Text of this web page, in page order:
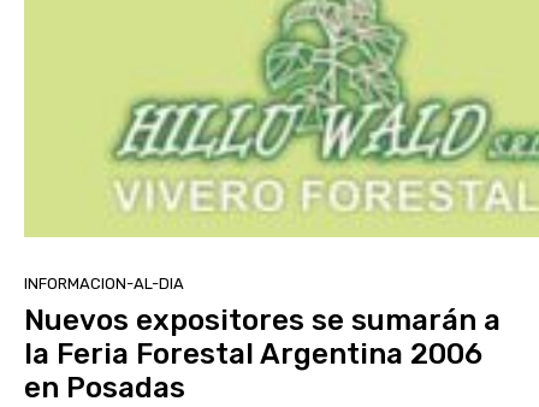
INFORMACION-AL-DIA
Nuevos expositores se sumarán a
la Feria Forestal Argentina 2006
en Posadas